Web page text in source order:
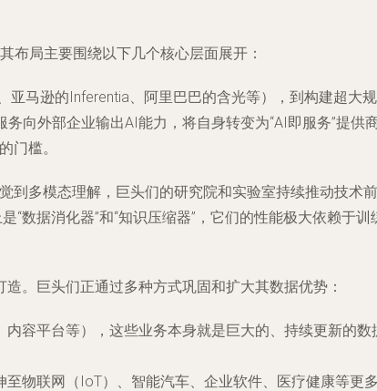
布局主要围绕以下几个核心层面展开：
马逊的Inferentia、阿里巴巴的含光等），到构建超大
向外部企业输出AI能力，将自身转变为“AI即服务”提
门槛。
多模态理解，巨头们的研究院和实验室持续推动技术
“数据消化器”和“知识压缩器”，它们的性能极大依赖于
。巨头们正通过多种方式巩固和扩大其数据优势：
内容平台等），这些业务本身就是巨大的、持续更新的
至物联网（IoT）、智能汽车、企业软件、医疗健康等更